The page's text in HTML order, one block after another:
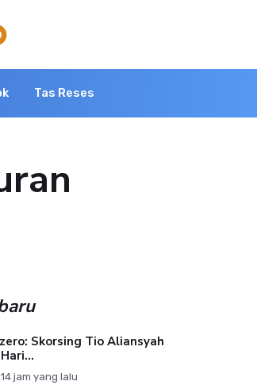
Tas Reses
Skorsing Tio Aliansyah
14 jam yang lalu